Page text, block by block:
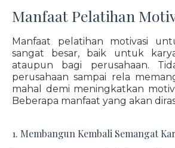
Manfaat Pelatihan
Manfaat pelatihan motivasi
sangat besar, baik untuk
ataupun bagi perusahaan.
perusahaan sampai rela
mahal demi meningkatkan
Beberapa manfaat yang akan
1. Membangun Kembali Semangat